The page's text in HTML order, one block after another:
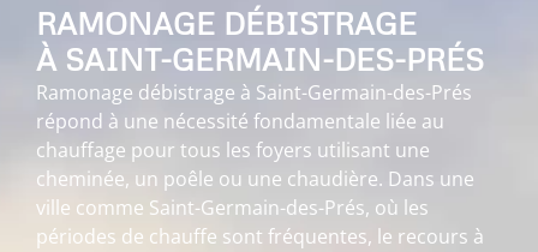
RAMONAGE DÉBISTRAGE
À SAINT-GERMAIN-DES-PRÉS
Ramonage débistrage à Saint-Germain-des-Prés
répond à une nécessité fondamentale liée au
chauffage pour tous les foyers utilisant une
cheminée, un poêle ou une chaudière. Dans une
ville comme Saint-Germain-des-Prés, où les
périodes de chauffe sont fréquentes, le recours à